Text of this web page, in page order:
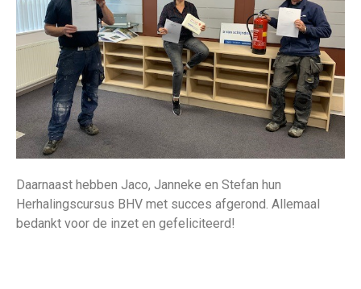
Daarnaast hebben Jaco, Janneke en Stefan hun
Herhalingscursus BHV met succes afgerond. Allemaal
bedankt voor de inzet en gefeliciteerd!